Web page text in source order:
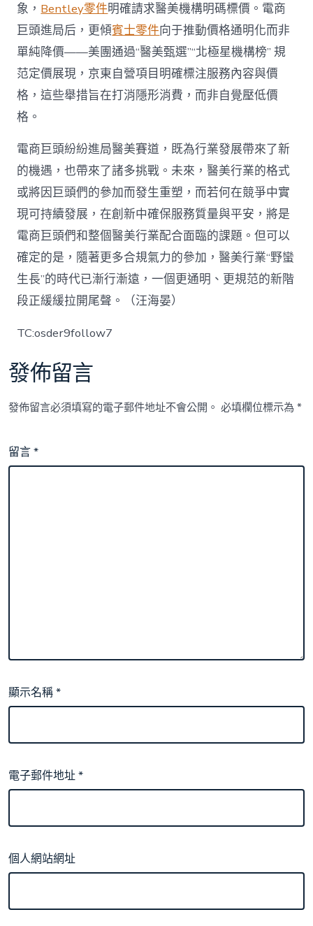
象， Bentley零件明確請求醫美機構明碼標價。電商
巨頭進局后，更傾賓士零件向于推動價格通明化而非
單純降價——美團通過“醫美甄選”“北極星機構榜” 規
范定價展現，京東自營項目明確標注服務內容與價
格，這些舉措旨在打消隱形消費，而非自覺壓低價
格。
電商巨頭紛紛進局醫美賽道，既為行業發展帶來了新
的機遇，也帶來了諸多挑戰。未來，醫美行業的格式
或將因巨頭們的參加而發生重塑，而若何在競爭中實
現可持續發展，在創新中確保服務質量與平安，將是
電商巨頭們和整個醫美行業配合面臨的課題。但可以
確定的是，隨著更多合規氣力的參加，醫美行業“野蠻
生長”的時代已漸行漸遠，一個更通明、更規范的新階
段正緩緩拉開尾聲。（汪海晏）
TC:osder9follow7
發佈留言
發佈留言必須填寫的電子郵件地址不會公開。 必填欄位標示為*
留言*
顯示名稱*
電子郵件地址*
個人網站網址